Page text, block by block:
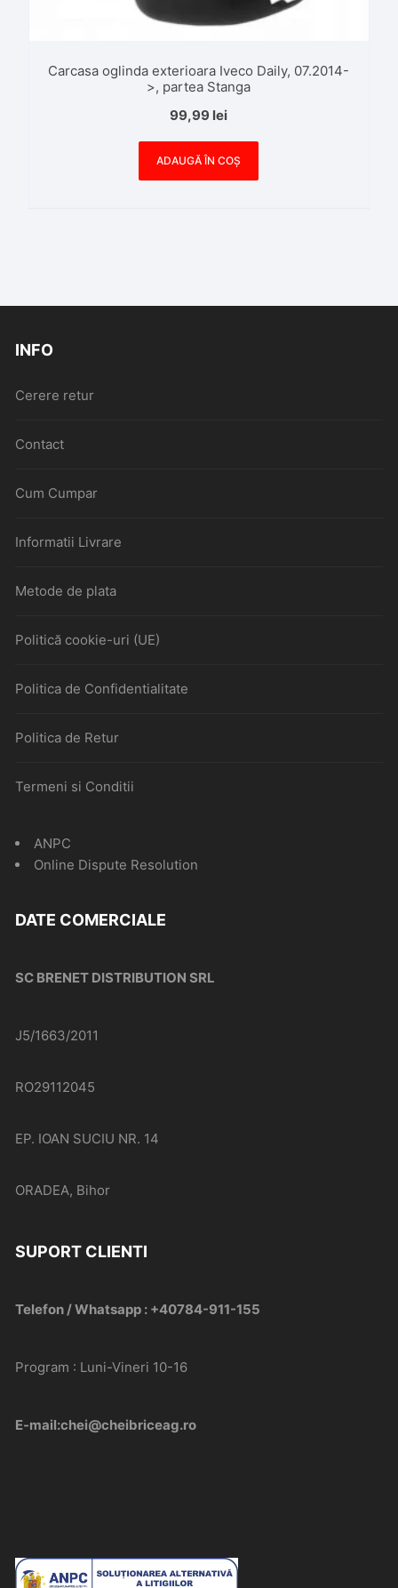
Carcasa oglinda exterioara Iveco Daily, 07.2014-
>, partea Stanga
99,99 lei
ADAUGĂ ÎN COȘ
INFO
Cerere retur
Contact
Cum Cumpar
Informatii Livrare
Metode de plata
Politică cookie-uri (UE)
Politica de Confidentialitate
Politica de Retur
Termeni si Conditii
ANPC
Online Dispute Resolution
DATE COMERCIALE
SC BRENET DISTRIBUTION SRL
J5/1663/2011
RO29112045
EP. IOAN SUCIU NR. 14
ORADEA, Bihor
SUPORT CLIENTI
Telefon / Whatsapp : +40784-911-155
Program : Luni-Vineri 10-16
E-mail:chei@cheibriceag.ro